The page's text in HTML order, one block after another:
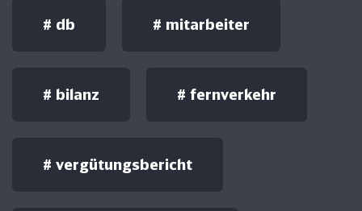
# db # mitarbeiter
# bilanz # fernverkehr
# vergütungsbericht